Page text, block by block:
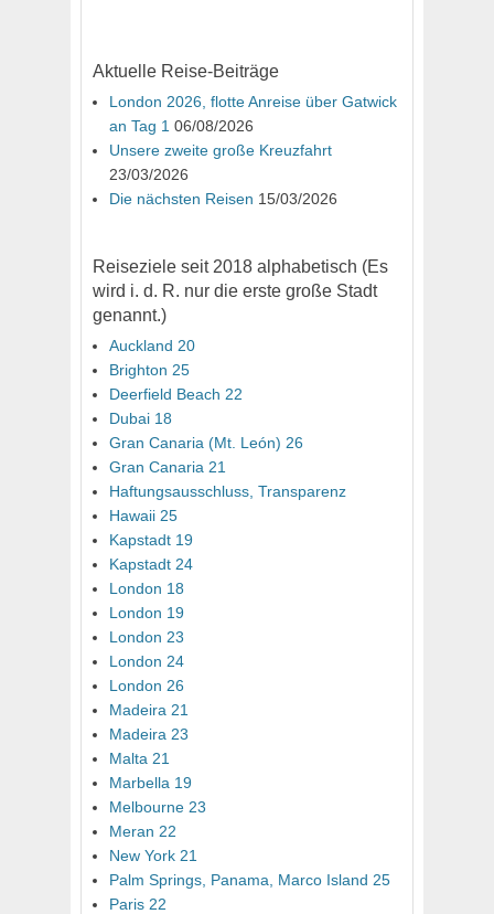
Aktuelle Reise-Beiträge
London 2026, flotte Anreise über Gatwick
an Tag 1 06/08/2026
Unsere zweite große Kreuzfahrt
23/03/2026
Die nächsten Reisen 15/03/2026
Reiseziele seit 2018 alphabetisch (Es
wird i. d. R. nur die erste große Stadt
genannt.)
Auckland 20
Brighton 25
Deerfield Beach 22
Dubai 18
Gran Canaria (Mt. León) 26
Gran Canaria 21
Haftungsausschluss, Transparenz
Hawaii 25
Kapstadt 19
Kapstadt 24
London 18
London 19
London 23
London 24
London 26
Madeira 21
Madeira 23
Malta 21
Marbella 19
Melbourne 23
Meran 22
New York 21
Palm Springs, Panama, Marco Island 25
Paris 22